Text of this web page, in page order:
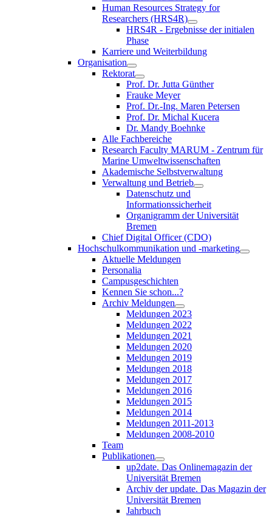
Human Resources Strategy for
Researchers (HRS4R)
HRS4R - Ergebnisse der initialen
Phase
Karriere und Weiterbildung
Organisation
Rektorat
Prof. Dr. Jutta Günther
Frauke Meyer
Prof. Dr.-Ing. Maren Petersen
Prof. Dr. Michal Kucera
Dr. Mandy Boehnke
Alle Fachbereiche
Research Faculty MARUM - Zentrum für
Marine Umweltwissenschaften
Akademische Selbstverwaltung
Verwaltung und Betrieb
Datenschutz und
Informationssicherheit
Organigramm der Universität
Bremen
Chief Digital Officer (CDO)
Hochschulkommunikation und -marketing
Aktuelle Meldungen
Personalia
Campusgeschichten
Kennen Sie schon...?
Archiv Meldungen
Meldungen 2023
Meldungen 2022
Meldungen 2021
Meldungen 2020
Meldungen 2019
Meldungen 2018
Meldungen 2017
Meldungen 2016
Meldungen 2015
Meldungen 2014
Meldungen 2011-2013
Meldungen 2008-2010
Team
Publikationen
up2date. Das Onlinemagazin der
Universität Bremen
Archiv der update. Das Magazin der
Universität Bremen
Jahrbuch